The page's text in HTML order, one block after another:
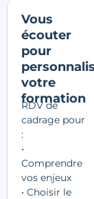
Vous
écouter
pour
votre
formation
RDV de
cadrage pour
:
•
Comprendre
vos enjeux
• Choisir le